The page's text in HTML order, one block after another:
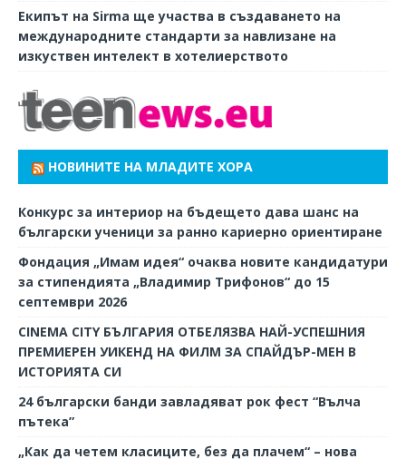
Екипът на Sirma ще участва в създаването на
международните стандарти за навлизане на
изкуствен интелект в хотелиерството
НОВИНИТЕ НА МЛАДИТЕ ХОРА
Конкурс за интериор на бъдещето дава шанс на
български ученици за ранно кариерно ориентиране
Фондация „Имам идея“ очаква новите кандидатури
за стипендията „Владимир Трифонов“ до 15
септември 2026
CINEMA CITY БЪЛГАРИЯ ОТБЕЛЯЗВА НАЙ-УСПЕШНИЯ
ПРЕМИЕРЕН УИКЕНД НА ФИЛМ ЗА СПАЙДЪР-МЕН В
ИСТОРИЯТА СИ
24 български банди завладяват рок фест “Вълча
пътека”
„Как да четем класиците, без да плачем“ – нова